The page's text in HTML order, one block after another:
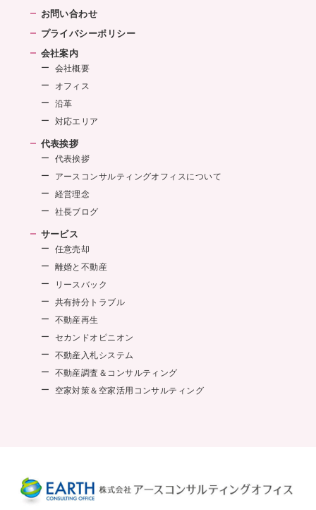
お問い合わせ
プライバシーポリシー
会社案内
会社概要
オフィス
沿革
対応エリア
代表挨拶
代表挨拶
アースコンサルティングオフィスについて
経営理念
社長ブログ
サービス
任意売却
離婚と不動産
リースバック
共有持分トラブル
不動産再生
セカンドオピニオン
不動産入札システム
不動産調査＆コンサルティング
空家対策＆空家活用コンサルティング